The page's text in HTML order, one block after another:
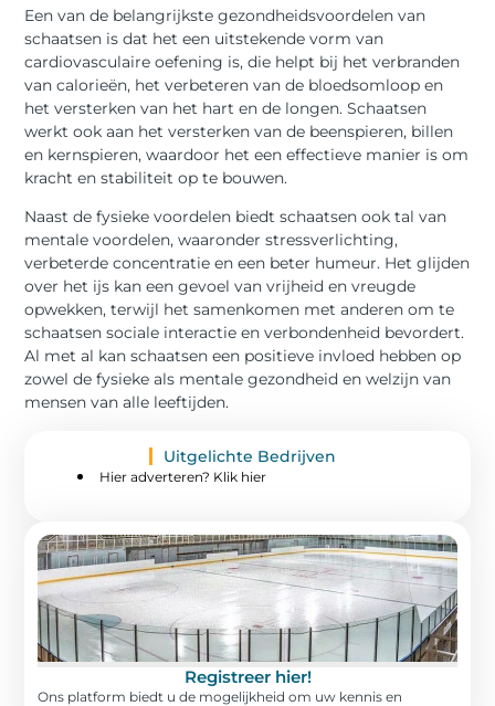
Een van de belangrijkste gezondheidsvoordelen van
schaatsen is dat het een uitstekende vorm van
cardiovasculaire oefening is, die helpt bij het verbranden
van calorieën, het verbeteren van de bloedsomloop en
het versterken van het hart en de longen. Schaatsen
werkt ook aan het versterken van de beenspieren, billen
en kernspieren, waardoor het een effectieve manier is om
kracht en stabiliteit op te bouwen.
Naast de fysieke voordelen biedt schaatsen ook tal van
mentale voordelen, waaronder stressverlichting,
verbeterde concentratie en een beter humeur. Het glijden
over het ijs kan een gevoel van vrijheid en vreugde
opwekken, terwijl het samenkomen met anderen om te
schaatsen sociale interactie en verbondenheid bevordert.
Al met al kan schaatsen een positieve invloed hebben op
zowel de fysieke als mentale gezondheid en welzijn van
mensen van alle leeftijden.
Uitgelichte Bedrijven
Hier adverteren? Klik hier
Registreer hier!
Ons platform biedt u de mogelijkheid om uw kennis en